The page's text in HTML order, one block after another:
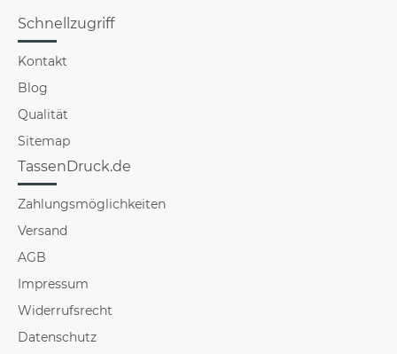
Schnellzugriff
Kontakt
Blog
Qualität
Sitemap
TassenDruck.de
Zahlungsmöglichkeiten
Versand
AGB
Impressum
Widerrufsrecht
Datenschutz